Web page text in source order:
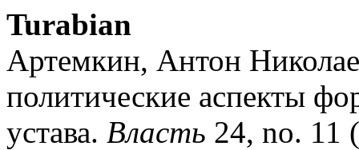
Turabian
Артемкин, Антон
политические аспекты
устава. Власть 24, no. 11